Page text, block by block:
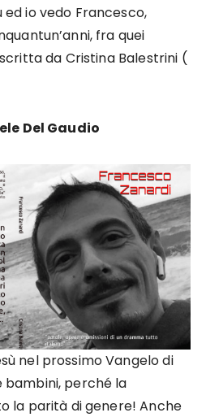
io vedo Francesco,
fra quei
da Cristina Balestrini (
Del Gaudio
nel prossimo Vangelo di
bambini, perché la
la parità di genere! Anche